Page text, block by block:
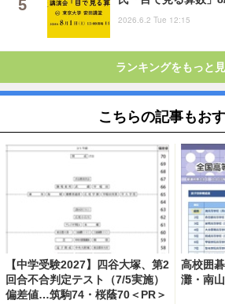
2026.6.2 Tue 12:15
ランキングをもっと
こちらの記事もお
【中学受験2027】四谷大塚、第2
回合不合判定テスト（7/5実施）
偏差値…筑駒74・桜蔭70＜PR＞
高校囲
灘・南